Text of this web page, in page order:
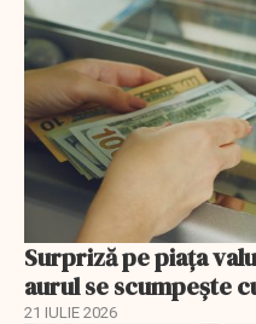
Surpriză pe piața
aurul se scumpește
21 IULIE 2026